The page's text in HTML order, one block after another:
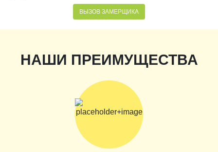
ВЫЗОВ ЗАМЕРЩИКА
НАШИ ПРЕИМУЩЕСТВА